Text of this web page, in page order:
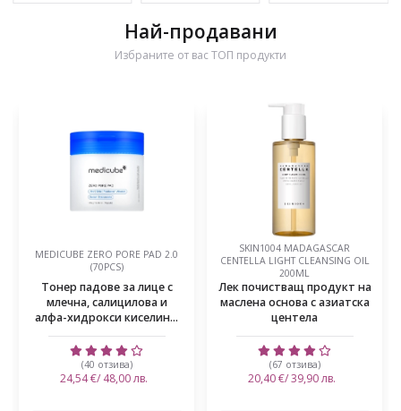
Най-продавани
Избраните от вас ТОП продукти
MEDICUBE ZERO PORE PAD 2.0
(70PCS)
Тонер падове за лице с
млечна, салицилова и
алфа-хидрокси киселин...
(40 отзива)
24,54 €/ 48,00 лв.
SKIN1004 MADAGASCAR
CENTELLA LIGHT CLEANSING OIL
200ML
Лек почистващ продукт на
маслена основа с азиатска
центела
(67 отзива)
20,40 €/ 39,90 лв.